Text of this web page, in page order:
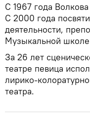
С 1967 года
С 2000 года
деятельности,
Музыкальной
За 26 лет
театре певица
лирико-
театра.